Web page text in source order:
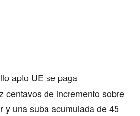
apto UE se paga
centavos de incremento sobre
y una suba acumulada de 45